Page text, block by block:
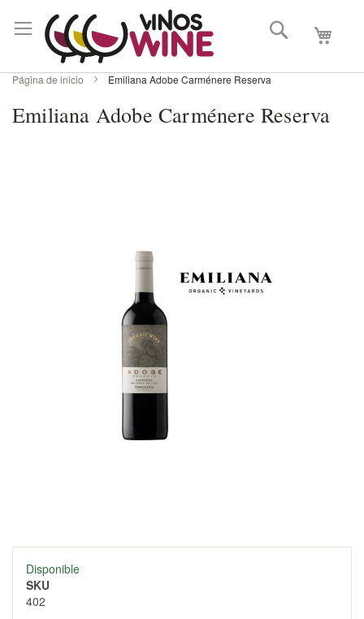
Mi
Buscar
Página de inicio Emiliana Adobe Carménere Reserva
Emiliana Adobe Carménere Reserva
the
beginning
Disponible
SKU
402